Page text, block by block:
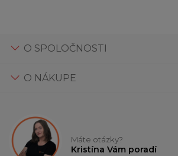
O SPOLOČNOSTI
O NÁKUPE
Máte otázky?
Kristína Vám poradí